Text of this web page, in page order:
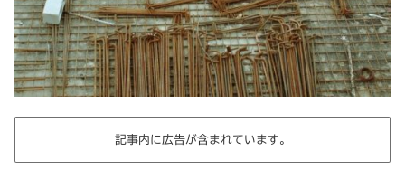
記事内に広告が含まれています。